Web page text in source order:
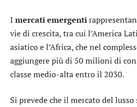
I mercati emergenti
vie di crescita, tra cui l’America
asiatico e l’Africa, che nel
aggiungere più di 50 milioni di
classe medio-alta entro il 2030.
Si prevede che il mercato del